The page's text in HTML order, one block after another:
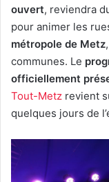
ouvert, reviendra
pour animer les
métropole de Metz
communes. Le
officiellement
Tout-Metz revient
quelques jours de